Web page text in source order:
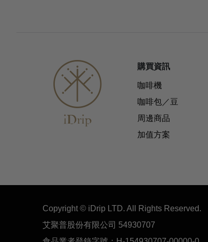
購買資訊
咖啡機
咖啡包／豆
周邊商品
加值方案
Copyright © iDrip LTD. All Rights Reserved.
艾聚普股份有限公司 54930707